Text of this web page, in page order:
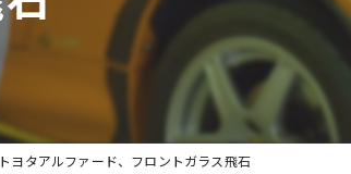
トヨタアルファード、フロントガラス飛石